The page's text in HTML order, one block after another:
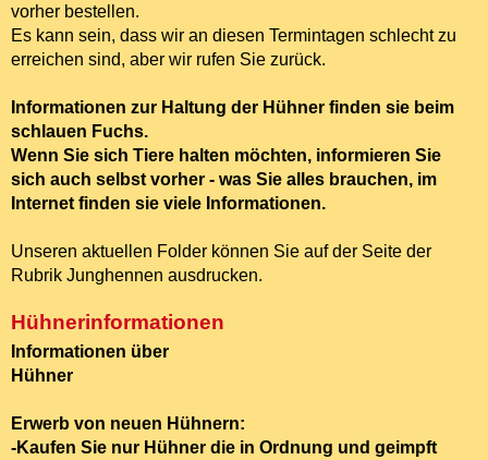
vorher bestellen.
Es kann sein, dass wir an diesen Termintagen schlecht zu
erreichen sind, aber wir rufen Sie zurück.
Informationen zur Haltung der Hühner finden sie beim
schlauen Fuchs.
Wenn Sie sich Tiere halten möchten, informieren Sie
sich auch selbst vorher - was Sie alles brauchen, im
Internet finden sie viele Informationen.
Unseren aktuellen Folder können Sie auf der Seite der
Rubrik Junghennen ausdrucken.
Hühnerinformationen
Informationen über
Erwerb von neuen Hühnern:
-Kaufen Sie nur Hühner die in Ordnung und geimpft